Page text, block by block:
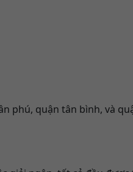
phú, quận tân bình, và